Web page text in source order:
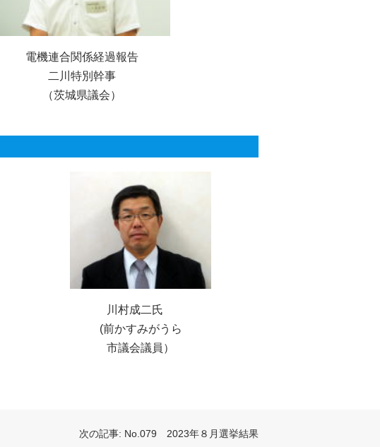
電機連合関係経過報告
二川特別幹事
（茨城県議会）
川村成二氏
(前かすみがうら
市議会議員）
次の記事: No.079 2023年８月選挙結果